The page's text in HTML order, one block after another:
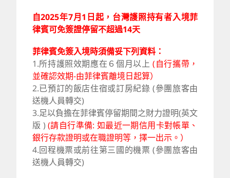
自2025年7月1日起，台灣護照持有者入境菲
律賓可免簽證停留不超過14天
菲律賓免簽入境時須備妥下列資料：
1.所持護照效期應在６個月以上 (自行攜帶，
並確認效期-由菲律賓離境日起算）
2.已預訂的飯店住宿或訂房紀錄 (參團旅客由
送機人員轉交)
3.足以負擔在菲律賓停留期間之財力證明(英文
版 ) (請自行準備: 如最近一期信用卡對帳單、
銀行存款證明或在職證明等，擇一出示。）
4.回程機票或前往第三國的機票 (參團旅客由
送機人員轉交)